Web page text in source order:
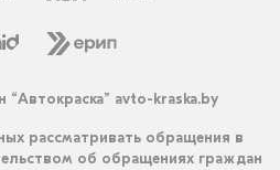
“Автокраска” avto-kraska.by
рассматривать обращения в
об обращениях граждан